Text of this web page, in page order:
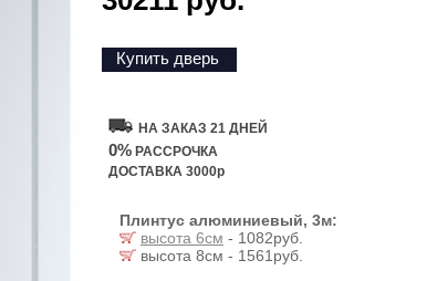
Купить дверь
НА ЗАКАЗ 21 ДНЕЙ
0% РАССРОЧКА
ДОСТАВКА 3000р
Плинтус алюминиевый, 3м:
высота 6см - 1082руб.
высота 8см - 1561руб.